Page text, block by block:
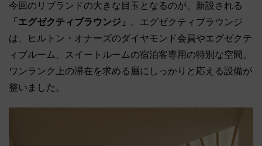
今回のリブランドの大きな目玉となるのが、新設される
「エグゼクティブラウンジ」
。エグゼクティブラウンジ
は、ヒルトン・オナーズのダイヤモンド会員やエグゼクテ
ィブルーム、スイートルームの宿泊客専用の特別な空間。
ワンランク上の滞在を求める層にしっかりと応える設備が
整いました。